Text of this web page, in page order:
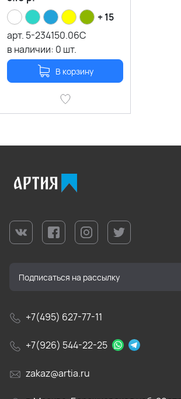
+ 15
арт. 5-234150.06C
в наличии: 0 шт.
В корзину
+7(495) 627-77-11
+7(926) 544-22-25
zakaz@artia.ru